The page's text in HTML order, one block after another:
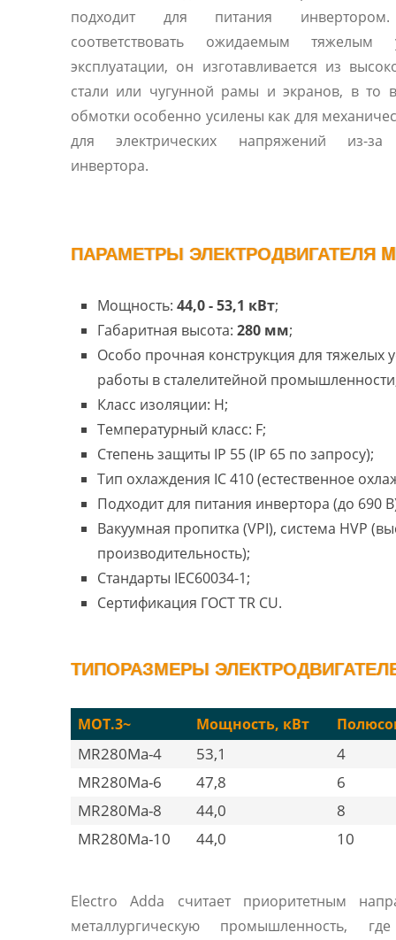
подходит для питания
соответствовать ожидаемым тяжелым
эксплуатации, он изготавливается из
стали или чугунной рамы и экранов, в то
обмотки особенно усилены как для
для электрических напряжений из-за
инвертора.
ПАРАМЕТРЫ ЭЛЕКТРОДВИГАТЕЛЯ
Мощность: 44,0 - 53,1 кВт;
Габаритная высота: 280 мм;
Особо прочная конструкция для тяжелых
работы в сталелитейной
Класс изоляции: H;
Температурный класс: F;
Степень защиты IP 55 (IP 65 по запросу);
Тип охлаждения IC 410 (естественное
Подходит для питания инвертора (до 690
Вакуумная пропитка (VPI), система HVP
производительность);
Стандарты IEC60034-1;
Сертификация ГОСТ TR CU.
ТИПОРАЗМЕРЫ
MOT.3~ Мощность, кВт
MR280Ma-4 53,1
4
MR280Ma-6
47,8
6
MR280Ma-8
44,0
8
MR280Ma-10
44,0 10
Electro Adda считает приоритетным
металлургическую промышленность,